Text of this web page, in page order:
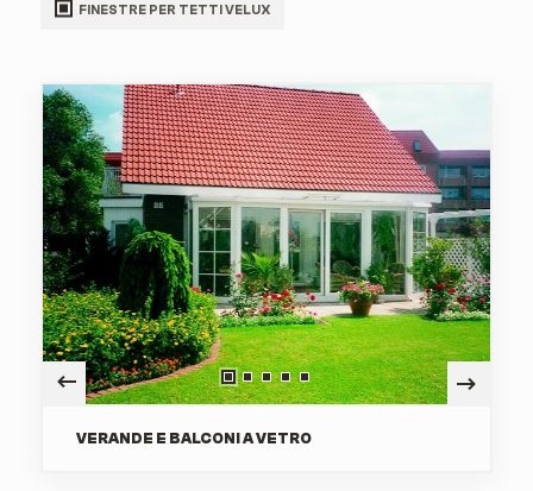
FINESTRE PER TETTI VELUX
VERANDE E BALCONI A VETRO